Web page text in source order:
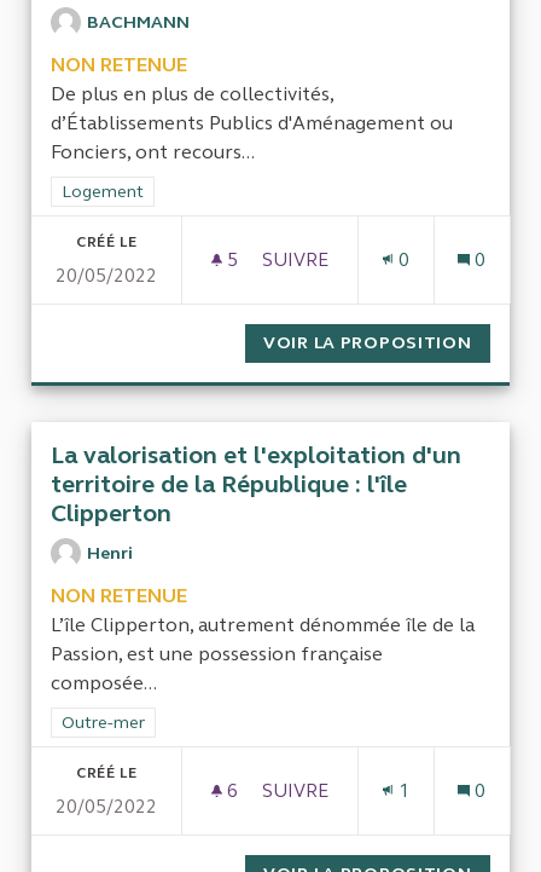
BACHMANN
NON RETENUE
De plus en plus de collectivités,
d’Établissements Publics d'Aménagement ou
Fonciers, ont recours...
Filtrer les résultats de la catégorie : Logement
Logement
CRÉÉ LE
20/05/2022
5 5 ABONNÉS
SUIVRE
0 0
VOIR LA PROPOSITION
La valorisation et l'exploitation d'un
territoire de la République : l'île
Clipperton
Henri
NON RETENUE
L’île Clipperton, autrement dénommée île de la
Passion, est une possession française
composée...
Filtrer les résultats de la catégorie : Outre-mer
Outre-mer
CRÉÉ LE
20/05/2022
6 6 ABONNÉS
SUIVRE
1 0